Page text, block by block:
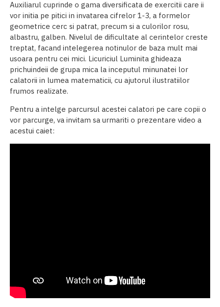
Auxiliarul cuprinde o gama diversificata de exercitii care ii
vor initia pe pitici in invatarea cifrelor 1-3, a formelor
geometrice cerc si patrat, precum si a culorilor rosu,
albastru, galben. Nivelul de dificultate al cerintelor creste
treptat, facand intelegerea notinulor de baza mult mai
usoara pentru cei mici. Licuriciul Luminita ghideaza
prichuindeii de grupa mica la inceputul minunatei lor
calatorii in lumea matematicii, cu ajutorul ilustratiilor
frumos realizate.
Pentru a intelge parcursul acestei calatori pe care copii o
vor parcurge, va invitam sa urmariti o prezentare video a
acestui caiet: